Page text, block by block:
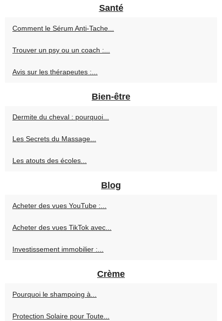
Santé
Comment le Sérum Anti-Tache...
Trouver un psy ou un coach :...
Avis sur les thérapeutes :...
Bien-être
Dermite du cheval : pourquoi...
Les Secrets du Massage...
Les atouts des écoles...
Blog
Acheter des vues YouTube :...
Acheter des vues TikTok avec...
Investissement immobilier :...
Crème
Pourquoi le shampoing à...
Protection Solaire pour Toute...